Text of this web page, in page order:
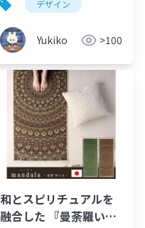
デザイン
Yukiko >100
和とスピリチュアルを
融合した 『曼荼羅い草